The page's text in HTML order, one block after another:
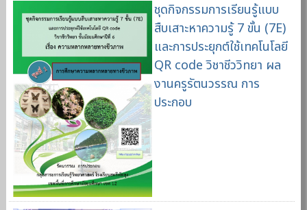
ชุดกิจกรรมการเรียนรู้แบบ
สืบเสาะหาความรู้ 7 ขั้น (7E)
และการประยุกต์ใช้เทคโนโลยี
QR code วิชาชีววิทยา ผล
งานครูรัตนวรรณ การ
ประกอบ